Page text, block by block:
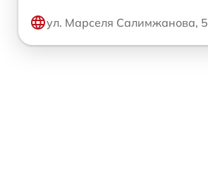
ул. Марселя Салимжанова, 5